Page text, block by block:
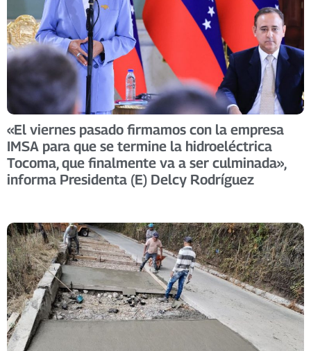
«El viernes pasado firmamos con la empresa
IMSA para que se termine la hidroeléctrica
Tocoma, que finalmente va a ser culminada»,
informa Presidenta (E) Delcy Rodríguez